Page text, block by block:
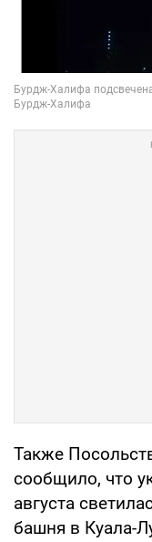
Также
сообщило, что
августа
башня в Куала-